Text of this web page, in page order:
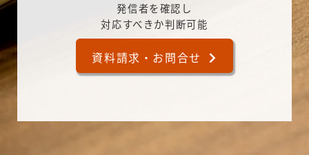
発信者を確認し
対応すべきか判断可能
資料請求・お問合せ